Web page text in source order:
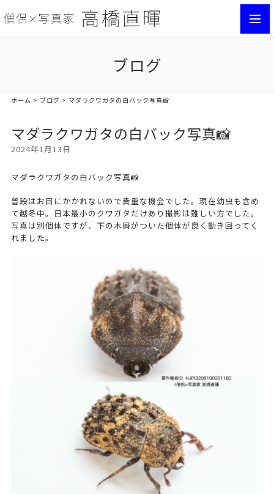
ブログ
ホーム > ブログ > マダラクワガタの白バック写真📸
マダラクワガタの白バック写真📸
2024年1月13日
マダラクワガタの白バック写真📸
普段はお目にかかれないので貴重な機会でした。現在幼虫も含め
て越冬中。日本最小のクワガタだけあり撮影は難しい方でした。
写真は別個体ですが、下の木屑がついた個体が良く動き回ってく
れました。